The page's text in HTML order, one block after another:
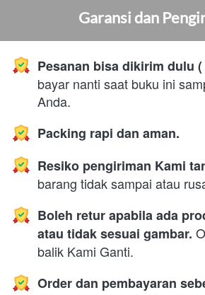
Garansi dan
Pesanan bisa dikirim dulu (
bayar nanti saat buku ini
Anda.
Packing rapi dan aman.
Resiko pengiriman Kami
barang tidak sampai atau
Boleh retur apabila ada
atau tidak sesuai gambar.
balik Kami Ganti.
Order dan pembayaran